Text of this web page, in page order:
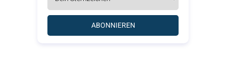
ABONNIEREN